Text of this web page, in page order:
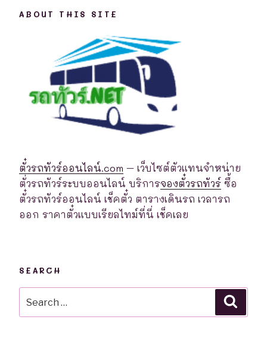
ABOUT THIS SITE
ตั๋วรถทัวร์ออนไลน์.com – เว็บไซต์ตัวแทนจำหน่าย
ตั่วรถทัวร์ระบบออนไลน์ บริการจองตั๋วรถทัวร์ ซื้อ
ตั๋วรถทัวร์ออนไลน์ เช็คตั๋ว ตารางเดินรถ เวลารถ
ออก ราคาตั๋วแบบเรียลไทม์ที่นี่ เช็คเลย
SEARCH
for: